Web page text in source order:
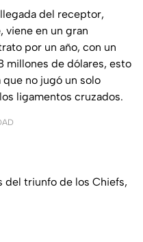
del receptor,
, viene en un gran
por un año, con un
millones de dólares, esto
no jugó un solo
ligamentos cruzados.
del triunfo de los Chiefs,